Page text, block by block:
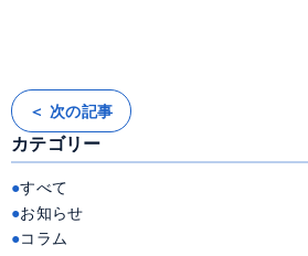
投
稿
ナ
ビ
ゲ
ー
シ
ョ
ン
＜ 次の記事
カテゴリー
すべて
お知らせ
コラム